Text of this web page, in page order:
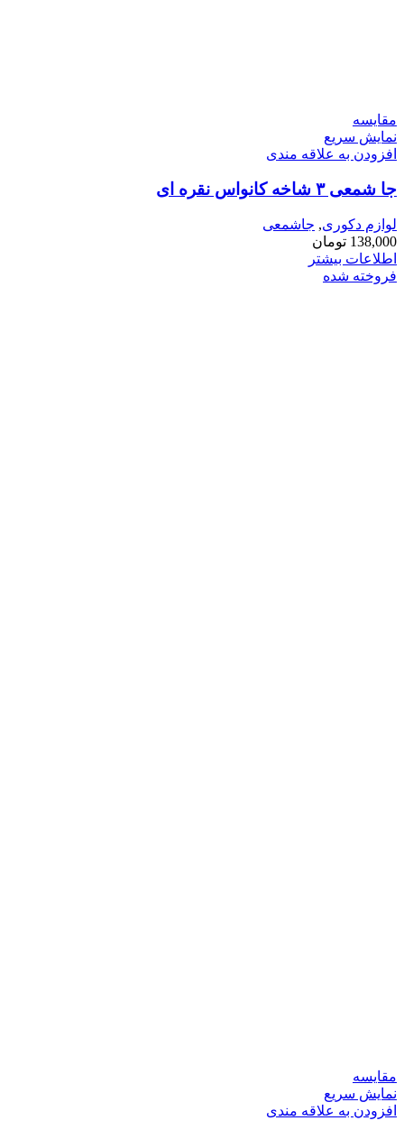
مقايسه
نمایش سریع
افزودن به علاقه مندی
جا شمعی ۳ شاخه کانواس نقره ای
لوازم دکوری, جاشمعی
138,000 تومان
اطلاعات بیشتر
فروخته شده
مقايسه
نمایش سریع
افزودن به علاقه مندی